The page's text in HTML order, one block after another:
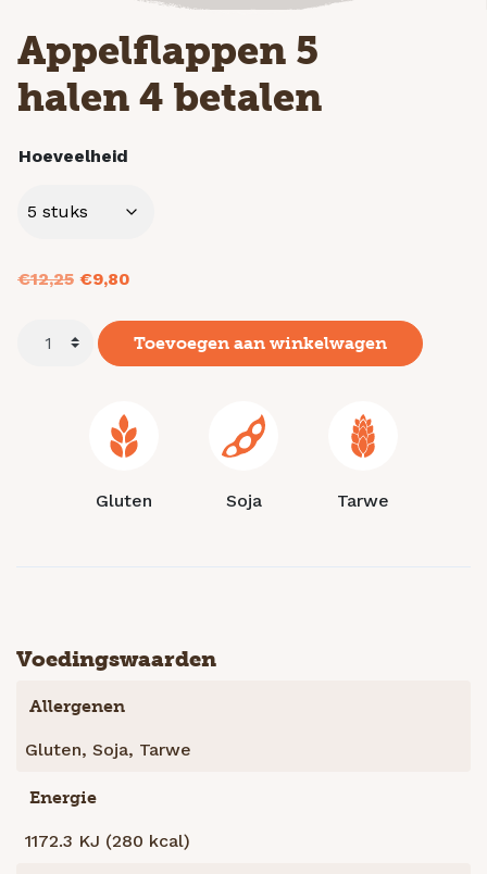
Appelflappen 5
halen 4 betalen
Hoeveelheid
€12,25 Oorspronkelijke
was:
€12,25.
€9,80
€9,80.
Toevoegen aan winkelwagen
Gluten Soja Tarwe
Voedingswaarden
Allergenen
Gluten, Soja, Tarwe
Energie
1172.3 KJ (280 kcal)